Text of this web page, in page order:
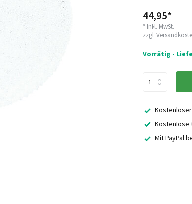
44,95*
* Inkl. MwSt.
zzgl.
Vorrätig -
Kostenloser
Kostenlose
Mit PayPal